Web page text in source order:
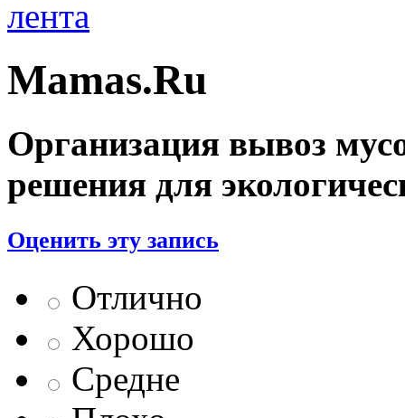
Mamas.Ru
Организация вывоз
решения для
Оценить эту запись
Отлично
Хорошо
Средне